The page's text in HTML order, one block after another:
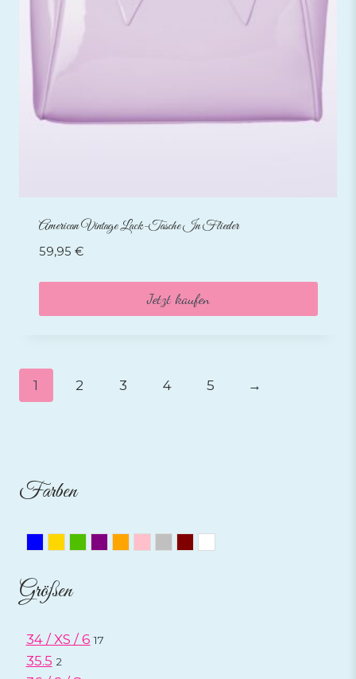
American Vintage Lack-Tasche In Flieder
59,95 €
Jetzt kaufen
1 2 3 4 5 →
Farben
Größen
34 / XS / 6 17
35.5 2